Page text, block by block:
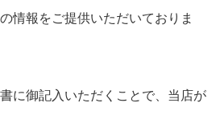
情報をご提供いただいておりま
に御記入いただくことで、当店が